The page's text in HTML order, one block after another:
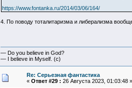
https://www.fontanka.ru/2014/03/06/164/
4. По поводу тоталитаризма и либерализма
— Do you believe in God?
— I believe in Myself. (c)
Re: Серьезная фантастика
« Ответ #29 : 26 Августа 2023, 01:03:48 »